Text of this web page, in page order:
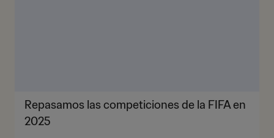
Repasamos las competiciones de la FIFA en
2025